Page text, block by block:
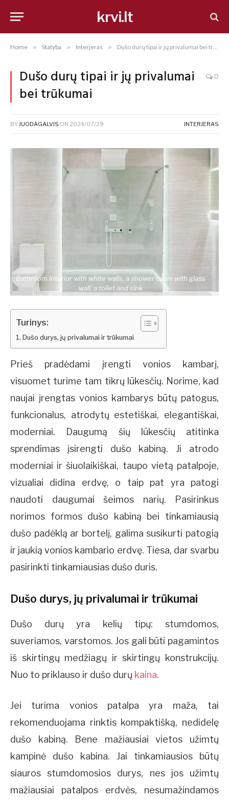
krvi.lt
Home » Statyba » Interjeras » Dušo durų tipai ir jų privalumai bei trūkumai
Dušo durų tipai ir jų privalumai
bei trūkumai
0
BYJUODAGALVIS ON 2024/07/29 INTERJERAS
Bathroom interior with white walls, a shower cabin with glass
wall, a toilet and sink
Turinys:
Dušo durys, jų privalumai ir trūkumai
Prieš pradėdami įrengti vonios kambarį,
visuomet turime tam tikrų lūkesčių. Norime, kad
naujai įrengtas vonios kambarys būtų patogus,
funkcionalus, atrodytų estetiškai, elegantiškai,
moderniai. Daugumą šių lūkesčių atitinka
sprendimas įsirengti dušo kabiną. Ji atrodo
moderniai ir šiuolaikiškai, taupo vietą patalpoje,
vizualiai didina erdvę, o taip pat yra patogi
naudoti daugumai šeimos narių. Pasirinkus
norimos formos dušo kabiną bei tinkamiausią
dušo padėklą ar bortelį, galima susikurti patogią
ir jaukią vonios kambario erdvę. Tiesa, dar svarbu
pasirinkti tinkamiausias dušo duris.
Dušo durys, jų privalumai ir trūkumai
Dušo durų yra kelių tipų: stumdomos,
suveriamos, varstomos. Jos gali būti pagamintos
iš skirtingų medžiagų ir skirtingų konstrukcijų.
Nuo to priklauso ir dušo durų kaina.
Jei turima vonios patalpa yra maža, tai
rekomenduojama rinktis kompaktišką, nedidelę
dušo kabiną. Bene mažiausiai vietos užimtų
kampinė dušo kabina. Jai tinkamiausios būtų
siauros stumdomosios durys, nes jos užimtų
mažiausiai patalpos erdvės, nesumažindamos